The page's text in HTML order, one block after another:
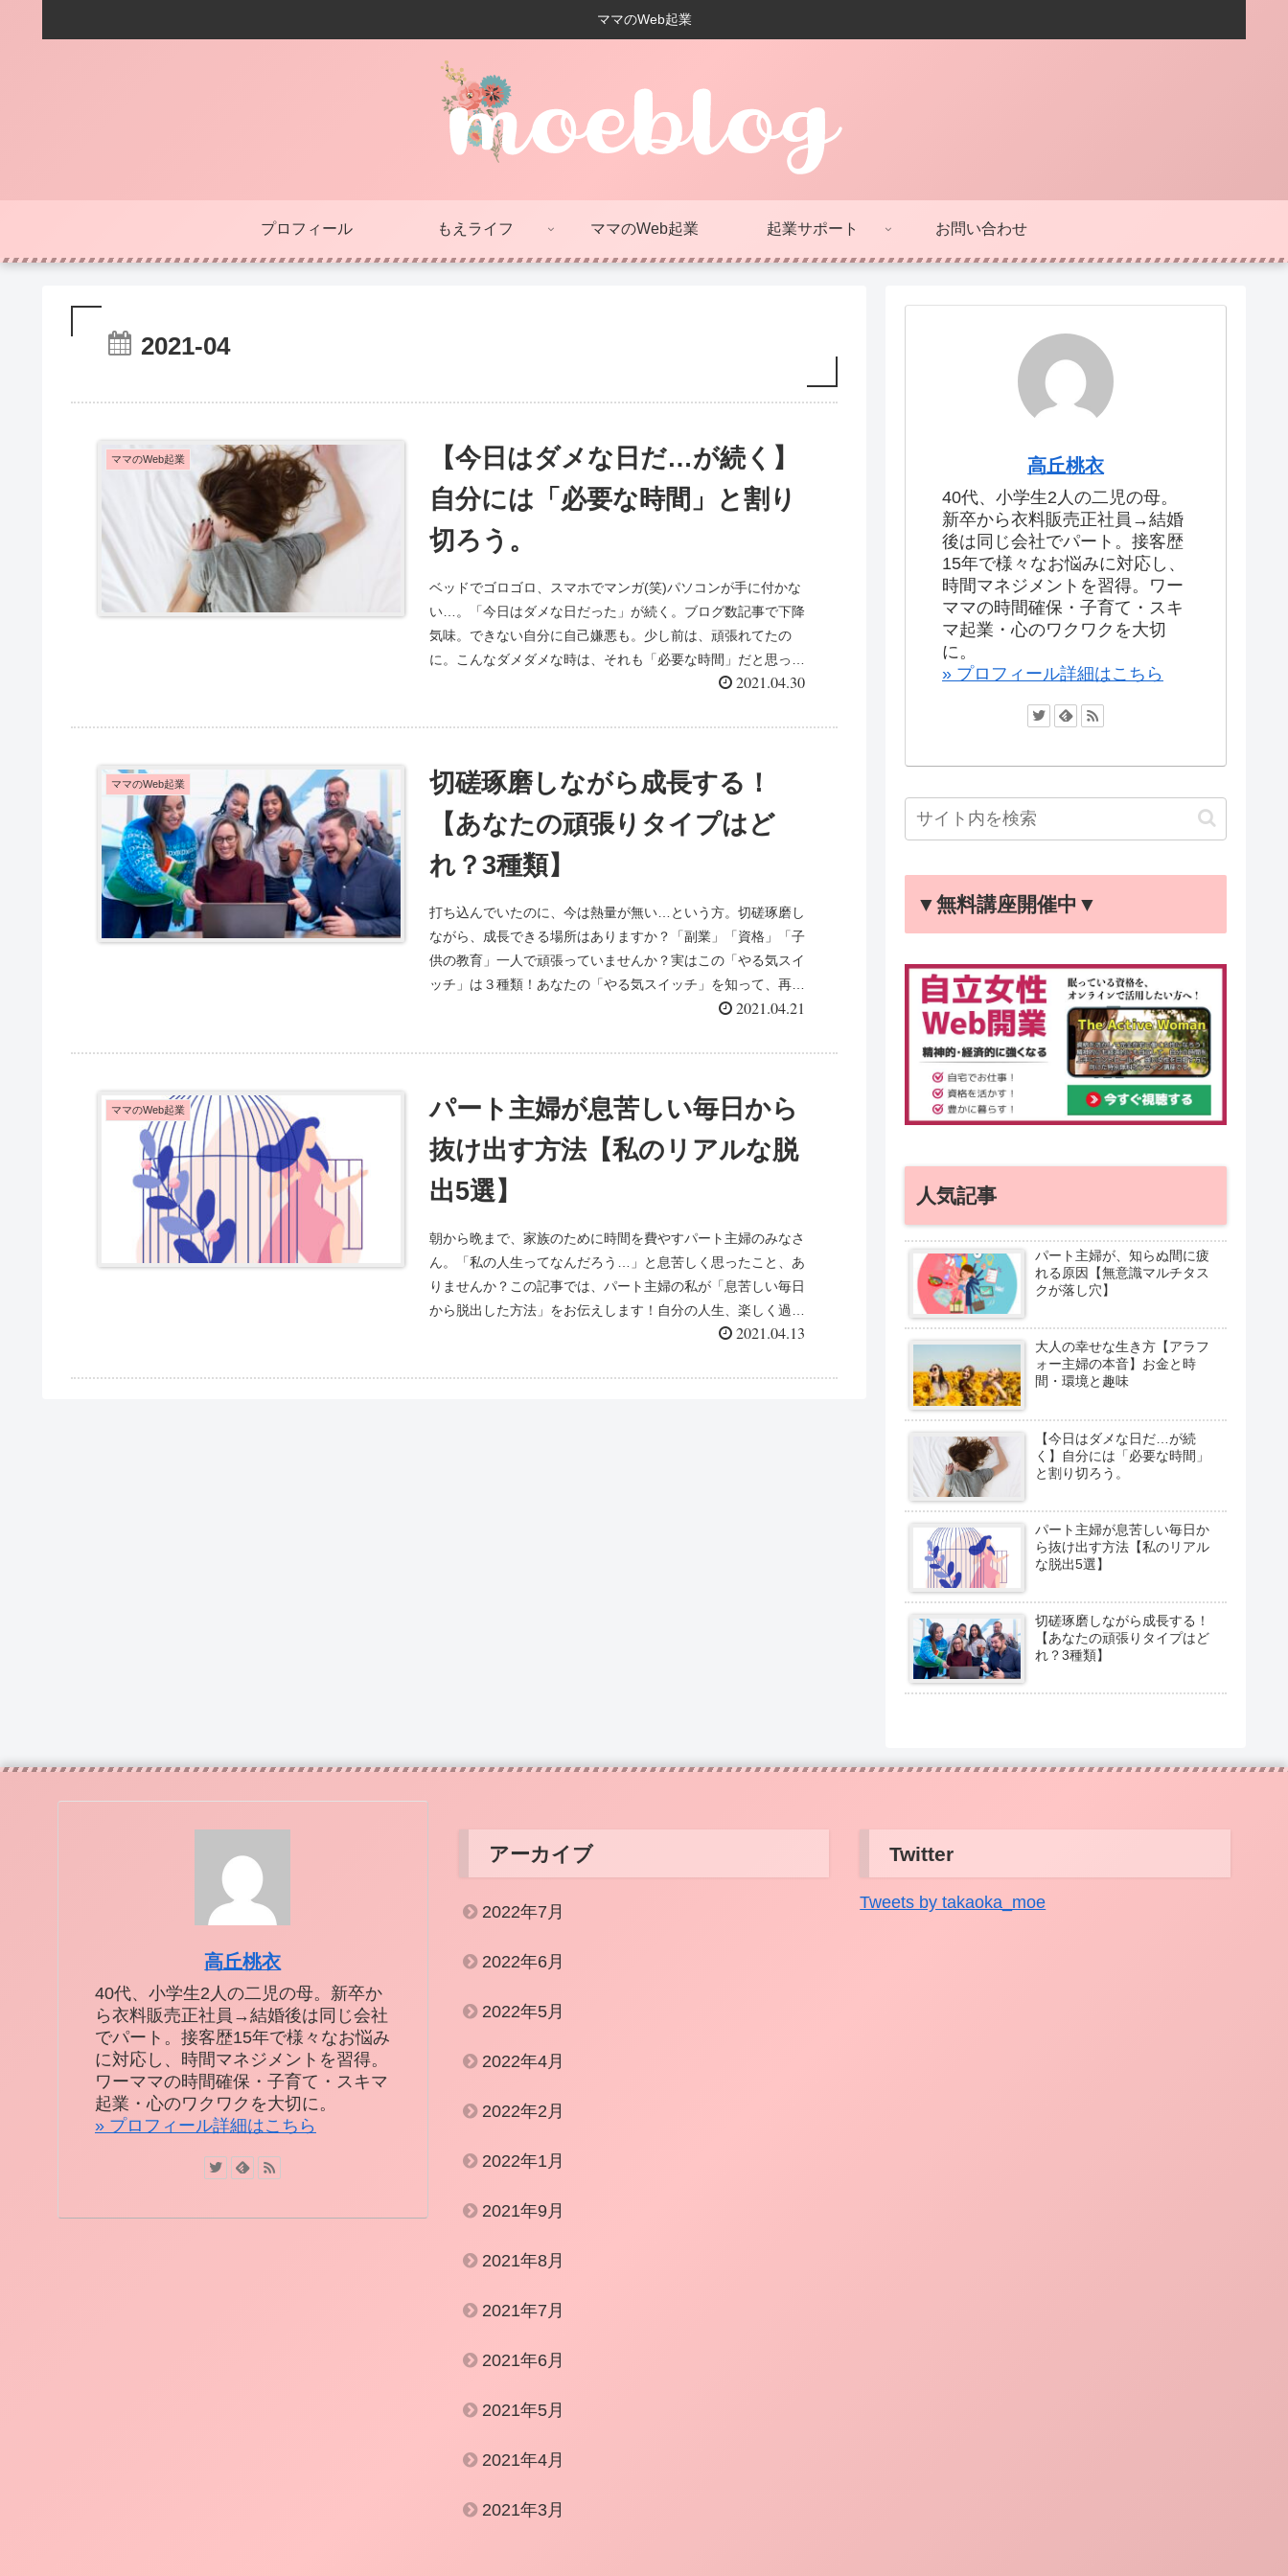
ママのWeb起業
プロフィール もえライフ ママのWeb起業 起業サポート お問い合わせ
2021-04
ママのWeb起業
【今日はダメな日だ…が続く】
自分には「必要な時間」と割り
切ろう。
ベッドでゴロゴロ、スマホでマンガ(笑)パソコンが手に付かな
い…。「今日はダメな日だった」が続く。ブログ数記事で下降
気味。できない自分に自己嫌悪も。少し前は、頑張れてたの
に。こんなダメダメな時は、それも「必要な時間」だと思って
2021.04.30
ママのWeb起業
切磋琢磨しながら成長する！
【あなたの頑張りタイプはど
れ？3種類】
打ち込んでいたのに、今は熱量が無い…という方。切磋琢磨し
ながら、成長できる場所はありますか？「副業」「資格」「子
供の教育」一人で頑張っていませんか？実はこの「やる気スイ
ッチ」は３種類！あなたの「やる気スイッチ」を知って、再び
2021.04.21
ママのWeb起業
パート主婦が息苦しい毎日から
抜け出す方法【私のリアルな脱
出5選】
朝から晩まで、家族のために時間を費やすパート主婦のみなさ
ん。「私の人生ってなんだろう…」と息苦しく思ったこと、あ
りませんか？この記事では、パート主婦の私が「息苦しい毎日
から脱出した方法」をお伝えします！自分の人生、楽しく過ご
2021.04.13
高丘桃衣
40代、小学生2人の二児の母。
新卒から衣料販売正社員→結婚
後は同じ会社でパート。接客歴
15年で様々なお悩みに対応し、
時間マネジメントを習得。ワー
ママの時間確保・子育て・スキ
マ起業・心のワクワクを大切
に。
» プロフィール詳細はこちら
▼無料講座開催中▼
人気記事
パート主婦が、知らぬ間に疲
れる原因【無意識マルチタス
クが落し穴】
大人の幸せな生き方【アラフ
ォー主婦の本音】お金と時
間・環境と趣味
【今日はダメな日だ…が続
く】自分には「必要な時間」
と割り切ろう。
パート主婦が息苦しい毎日か
ら抜け出す方法【私のリアル
な脱出5選】
切磋琢磨しながら成長する！
【あなたの頑張りタイプはど
れ？3種類】
高丘桃衣
40代、小学生2人の二児の母。新卒か
ら衣料販売正社員→結婚後は同じ会社
でパート。接客歴15年で様々なお悩み
に対応し、時間マネジメントを習得。
ワーママの時間確保・子育て・スキマ
起業・心のワクワクを大切に。
» プロフィール詳細はこちら
アーカイブ
2022年7月
2022年6月
2022年5月
2022年4月
2022年2月
2022年1月
2021年9月
2021年8月
2021年7月
2021年6月
2021年5月
2021年4月
2021年3月
Twitter
Tweets by takaoka_moe